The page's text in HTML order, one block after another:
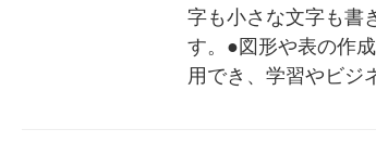
字も小さな文字も書
す。●図形や表の作
用でき、学習やビジ